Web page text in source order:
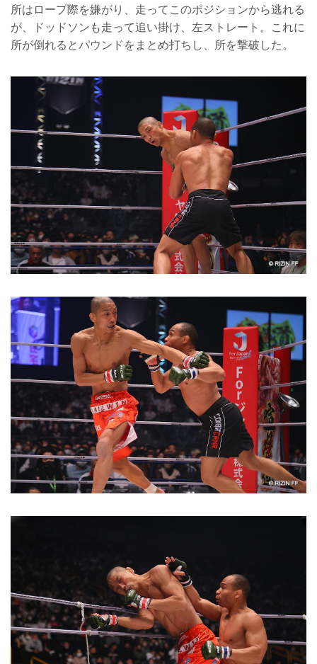
所はロープ際を嫌がり、走ってこのポジションから逃れる
が、ドッドソンも走って追い掛け、左ストレート。これに
所が倒れるとパウンドをまとめ打ちし、所を撃破した。